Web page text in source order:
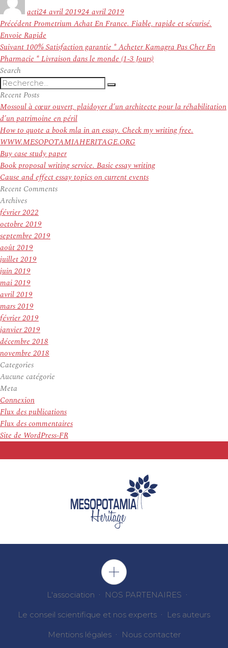
actile
24 avril 201924 avril 2019
Navigation
de
l’article
PrécédentArticle
précédent :
Prometrium Achat En France. Fiable, rapide et sécurisé.
Envoie Rapide
Suivant Article
suivant :
100% Satisfaction garantie * Acheter Kamagra Pas Cher En
Pharmacie * Livraison dans le monde (1-3 Jours)
Search
Recherche
pour
:
Recherche
Recent Posts
Mossoul à cœur ouvert, plaidoyer d’un architecte pour la réhabilitation
d’un patrimoine en péril
How to quote a book mla in an essay. Check my writing free.
WWW.MESOPOTAMIAHERITAGE.ORG
Buy case study paper
Book proposal writing service. Basic essay writing
Cause and effect essay topics on current events
Recent Comments
Archives
février 2022
octobre 2019
septembre 2019
août 2019
juillet 2019
juin 2019
mai 2019
avril 2019
mars 2019
février 2019
janvier 2019
décembre 2018
novembre 2018
Categories
Aucune catégorie
Meta
Connexion
Flux des publications
Flux des commentaires
Site de WordPress-FR
L'association NOS PARTENAIRES
Le conseil scientifique et nos experts Les auteurs
Mentions légales Nous contacter